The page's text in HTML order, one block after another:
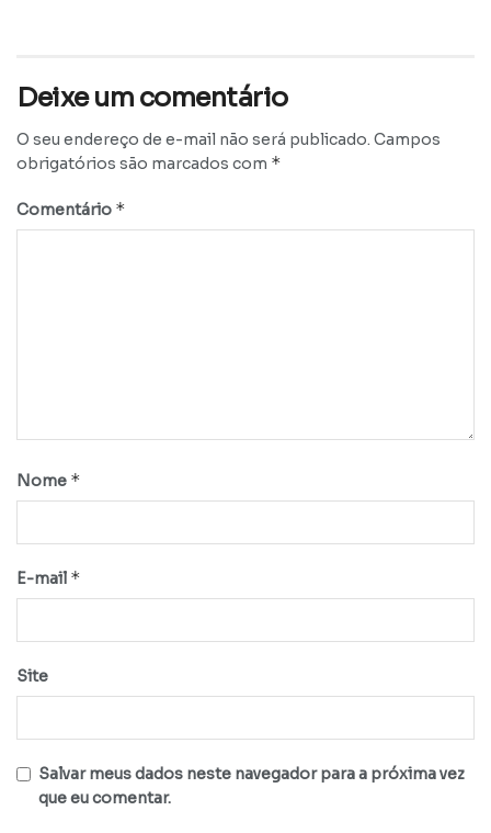
Deixe um comentário
O seu endereço de e-mail não será publicado. Campos
obrigatórios são marcados com *
Comentário *
Nome *
E-mail *
Site
Salvar meus dados neste navegador para a próxima vez
que eu comentar.